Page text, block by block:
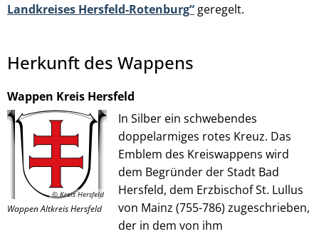
Landkreises Hersfeld-Rotenburg“ geregelt.
Herkunft des Wappens
Wappen Kreis Hersfeld
© Kreis Hersfeld
Wappen Altkreis Hersfeld
In Silber ein schwebendes
doppelarmiges rotes Kreuz. Das
Emblem des Kreiswappens wird
dem Begründer der Stadt Bad
Hersfeld, dem Erzbischof St. Lullus
von Mainz (755-786) zugeschrieben,
der in dem von ihm